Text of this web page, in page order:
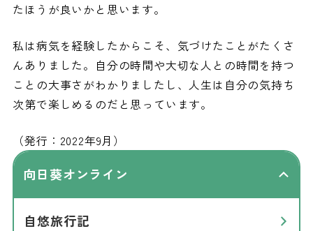
たほうが良いかと思います。
私は病気を経験したからこそ、気づけたことがたくさ
んありました。自分の時間や大切な人との時間を持つ
ことの大事さがわかりましたし、人生は自分の気持ち
次第で楽しめるのだと思っています。
（発行：2022年9月）
向日葵オンライン
自悠旅行記